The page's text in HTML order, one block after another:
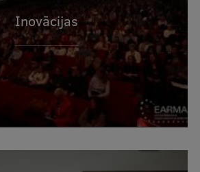
Inovācijas